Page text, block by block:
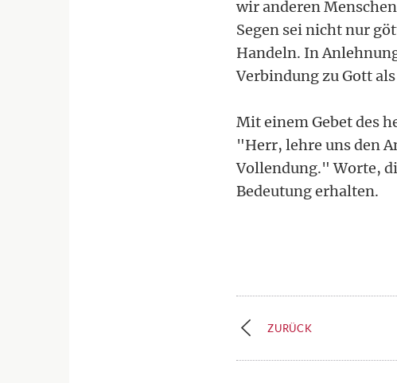
wir anderen
Segen sei nicht nur
Handeln. In
Verbindung zu Gott
Mit einem Gebet des
"Herr, lehre uns den
Vollendung." Worte,
Bedeutung erhalten.
ZURÜCK